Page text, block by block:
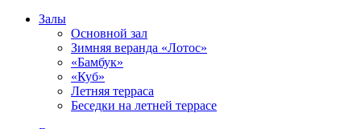
Залы
Основной зал
Зимняя веранда «Лотос»
«Бамбук»
«Куб»
Летняя терраса
Беседки на летней террасе